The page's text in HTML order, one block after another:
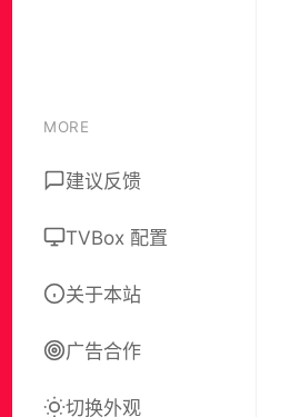
MORE
建议反馈
TVBox 配置
关于本站
广告合作
切换外观